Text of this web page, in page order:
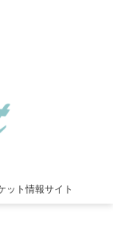
ット情報サイト